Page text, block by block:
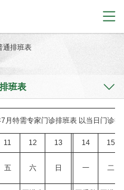
通排班表
班表
月特需专家门诊排班表 以当日门诊挂
11 12 13 14 15
五 六 日 一 二